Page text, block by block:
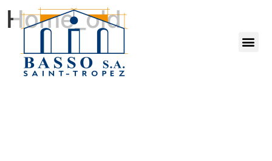
Home_old